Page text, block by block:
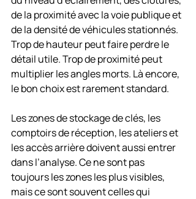
de la proximité avec la voie publique et
de la densité de véhicules stationnés.
Trop de hauteur peut faire perdre le
détail utile. Trop de proximité peut
multiplier les angles morts. Là encore,
le bon choix est rarement standard.
Les zones de stockage de clés, les
comptoirs de réception, les ateliers et
les accès arrière doivent aussi entrer
dans l’analyse. Ce ne sont pas
toujours les zones les plus visibles,
mais ce sont souvent celles qui